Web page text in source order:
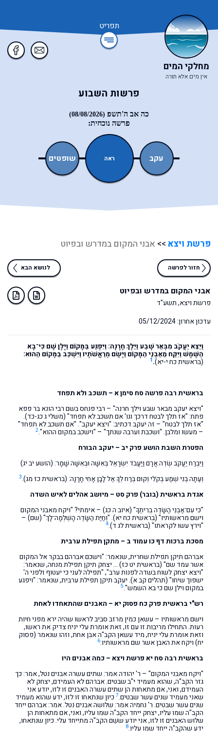
תפריט
מחלקי המים
אין מים אלא תורה
פרשות השבוע
כה אב ה'תשפ (08/08/2026)
פרשה נוכחית:
שופטים ראה עקב
פרשת ויצא>> אבני המקום במדרש ובפיוט
חזור לפרשה לנושא הבא
אבני המקום במדרש ובפיוט
פרשת ויצא, תשע"ד
עדכון אחרון: 05/12/2024
וַיֵּצֵא יַעֲקֹב מִבְּאֵר שָׁבַע וַיֵּלֶךְ חָרָנָה: וַיִּפְגַּע בַּמָּקוֹם וַיָּלֶן שָׁם כִּי־בָא
הַשֶּׁמֶשׁ וַיִּקַּח מֵאַבְנֵי הַמָּקוֹם וַיָּשֶׂם מְרַאֲשֹׁתָיו וַיִּשְׁכַּב בַּמָּקוֹם הַהוּא:
(בראשית כח י-יא).
1
בראשית רבה פרשה סח סימן א – תשכב ולא תפחד
"ויצא יעקב מבאר שבע וילך חרנה" – רבי פנחס בשם רבי הונא בר פפא
פתח: "אז תלך לבטח דרכך וגו' אם תשכב לא תפחד" (משלי ג כג-כד).
"אז תלך לבטח" – זה יעקב דכתיב: "ויצא יעקב". "אם תשכב לא תפחד"
– מעשו ומלבן. "ושכבת וערבה שנתך" – "וישכב במקום ההוא".2
הפטרת השבת הושע פרק יב – יעקב הבורח
וַיִּבְרַח יַעֲקֹב שְׂדֵה אֲרָם וַיַּעֲבֹד יִשְׂרָאֵל בְּאִשָּׁה וּבְאִשָּׁה שָׁמָר: (הושע יב יג)
וְעַתָּה בְנִי שְׁמַע בְּקֹלִי וְקוּם בְּרַח לְךָ אֶל לָבָן אָחִי חָרָנָה: (בראשית כז מג).3
אגדת בראשית (בובר) פרק סט – מיושב אהלים לאיש השדה
"כִּי עִם־אַבְנֵי הַשָּׂדֶה בְרִיתֶךָ" (איוב ה כג) – אימתי? "ויקח מאבני המקום
וישם מראשותיו" (בראשית כח יא). "וְחַיַּת הַשָּׂדֶה הָשְׁלְמָה־לָךְ" (שם) –
"וירץ עשו לקראתו" (בראשית לג ד).4
מסכת ברכות דף כו עמוד ב – מתקן תפילת ערבית
אברהם תיקן תפילת שחרית, שנאמר: "וישכם אברהם בבקר אל המקום
אשר עמד שם" (בראשית יט כז) … יצחק תיקן תפילת מנחה, שנאמר:
"ויצא יצחק לשוח בשדה לפנות ערב", "תפילה לעני כי יעטוף ולפני ה'
ישפוך שיחו" (תהלים קב א). יעקב תיקן תפילת ערבית, שנאמר: "ויפגע
במקום וילן שם כי בא השמש".5
רש"י בראשית פרק כח פסוק יא – האבנים שהתאחדו לאחת
וישם מראשותיו – עשאן כמין מרזב סביב לראשו שהיה ירא מפני חיות
רעות. התחילו מריבות זו עם זו, זאת אומרת עלי יניח צדיק את ראשו,
וזאת אומרת עלי יניח, מיד עשאן הקב"ה אבן אחת, וזהו שנאמר (פסוק
יח) ויקח את האבן אשר שם מראשותיו.6
בראשית רבה סח יא פרשת ויצא – כמה אבנים היו
"ויקח מאבני המקום" – ר' יהודה אמר: שתים עשרה אבנים נטל, אמר: כך
גזר הקב"ה, שהוא מעמיד י"ב שבטים. אברהם לא העמידם, יצחק לא
העמידם, ואני, אם מתאחות הן שתים עשרה האבנים זו לזו, יודע אני
שאני מעמיד שנים עשר שבטים.7 כיון שנתאחו זו לזו, ידע שהוא מעמיד
שנים עשר שבטים. ר' נחמיה אמר: שלושה אבנים נטל. אמר: אברהם ייחד
הקב"ה שמו עליו, יצחק ייחד הקב"ה שמו עליו, ואני, אם מתאחות הן
שלוש האבנים זו לזו, אני יודע ששֵׁם הקב"ה מתייחד עלי. כיון שנתאחו,
ידע שהקב"ה ייחד שמו עליו.8